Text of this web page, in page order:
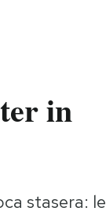
in
stasera: le